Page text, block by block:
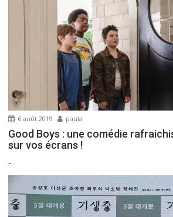
6 août 2019 paula
Good Boys : une comédie
sur vos écrans !
-